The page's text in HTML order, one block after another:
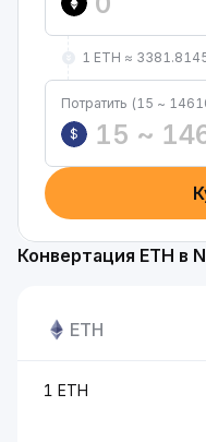
1 ETH ≈
Потратить (15 ~
$
Конвертация ETH в
ETH
1 ETH